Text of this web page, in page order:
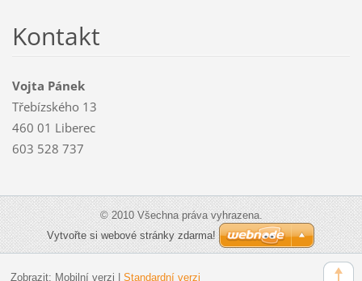
Kontakt
Vojta Pánek
Třebízského 13
460 01 Liberec
603 528 737
© 2010 Všechna práva vyhrazena.
Vytvořte si webové stránky zdarma!
Zobrazit: Mobilní verzi Standardní verzi